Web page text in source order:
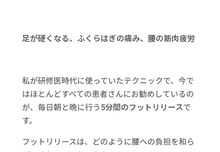
足が硬くなる、ふくらはぎの痛み、腰の筋肉疲労
私が研修医時代に使っていたテクニックで、今で
はほとんどすべての患者さんにお勧めしているの
が、毎日朝と晩に行う5分間のフットリリースで
す。
フットリリースは、どのように腰への負担を和ら